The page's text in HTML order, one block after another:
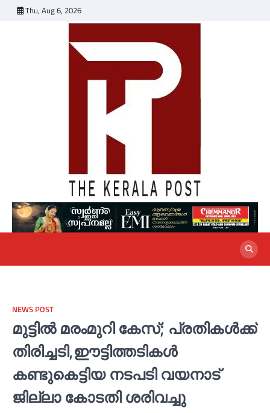
Thu, Aug 6, 2026
NEWS POST
മുട്ടില്‍ മരംമുറി കേസ്; പ്രതികള്‍ക്ക്
തിരിച്ചടി,ഈട്ടിത്തടികള്‍
കണ്ടുകെട്ടിയ നടപടി വയനാട്
ജില്ലാ കോടതി ശരിവച്ചു